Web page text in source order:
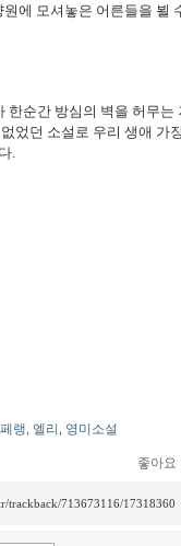
에 모셔놓은 어른들을 뵐
한순간 방심의 벽을 허무는
었던 소설로 우리 생애 가
.
랭 엘리 영미소설
좋아요
trackback/713673116/17318360